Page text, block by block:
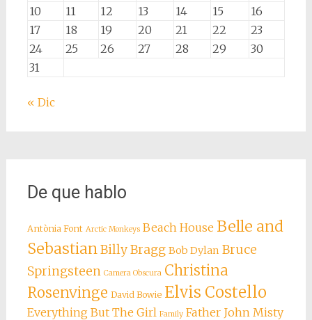
10
11 12 13 14 15
16
17
18 19 20 21 22
23
24
25 26 27 28 29
30
31
« Dic
De que hablo
Antònia Font Arctic Monkeys Beach House Belle and
SebastianBilly Bragg Bob Dylan Bruce
Springsteen Camera Obscura Christina
Rosenvinge David Bowie Elvis Costello
Everything But The Girl Family Father John Misty